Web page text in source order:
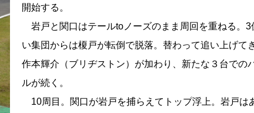
開始する。
岩戸と関口はテールtoノーズのまま周回を重ねる。3
い集団からは榎戸が転倒で脱落。替わって追い上げて
作本輝介（ブリヂストン）が加わり、新たな３台での
ルが続く。
10周目。関口が岩戸を捕らえてトップ浮上。岩戸は